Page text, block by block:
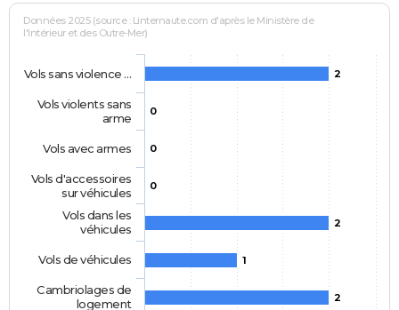
Données 2025 (source : Linternaute.com d'après le Ministère de
l'Intérieur et des Outre-Mer)
2
0
0
0
2
1
2
Vols sans violence …
Vols violents sans
arme
Vols avec armes
Vols d'accessoires
sur véhicules
Vols dans les
véhicules
Vols de véhicules
Cambriolages de
logement